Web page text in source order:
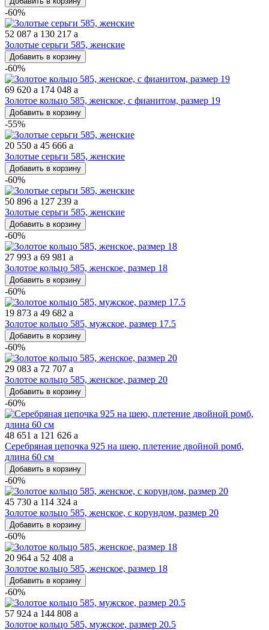
-60%
52 087 a 130 217 a
Золотые серьги 585, женские
Добавить в корзину
-60%
69 620 a 174 048 a
Золотое кольцо 585, женское, с фианитом, размер 19
Добавить в корзину
-55%
20 550 a 45 666 a
Золотые серьги 585, женские
Добавить в корзину
-60%
50 896 a 127 239 a
Золотые серьги 585, женские
Добавить в корзину
-60%
27 993 a 69 981 a
Золотое кольцо 585, женское, размер 18
Добавить в корзину
-60%
19 873 a 49 682 a
Золотое кольцо 585, мужское, размер 17.5
Добавить в корзину
-60%
29 083 a 72 707 a
Золотое кольцо 585, женское, размер 20
Добавить в корзину
-60%
48 651 a 121 626 a
Серебряная цепочка 925 на шею, плетение двойной ромб,
длина 60 см
Добавить в корзину
-60%
45 730 a 114 324 a
Золотое кольцо 585, женское, с корундом, размер 20
Добавить в корзину
-60%
20 964 a 52 408 a
Золотое кольцо 585, женское, размер 18
Добавить в корзину
-60%
57 924 a 144 808 a
Золотое кольцо 585, мужское, размер 20.5